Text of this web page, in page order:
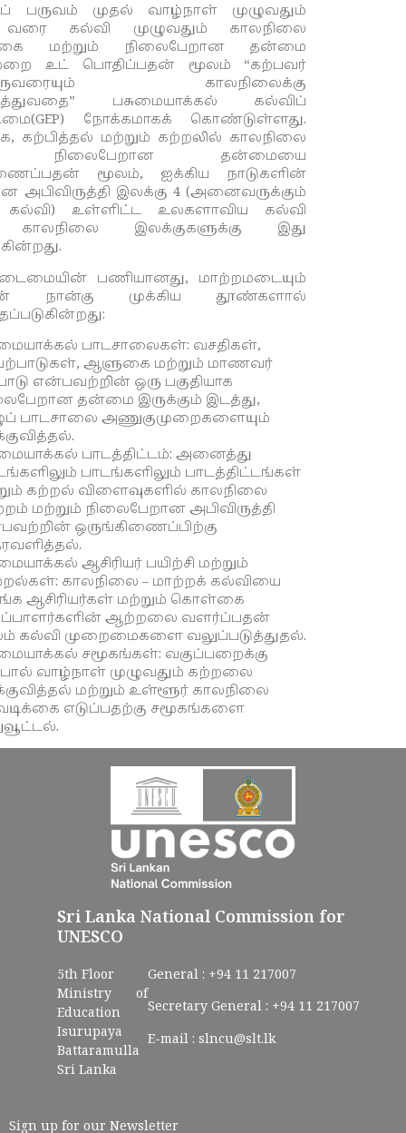
பருவம் முதல் வாழ்நாள் முழுவதும்
கல்வி முழுவதும் காலநிலை
மற்றும் நிலைபேறான தன்மை​
உட் பொதிப்பதன் மூலம் “கற்பவர்
காலநிலைக்கு
பசுமையாக்கல் கல்விப்
நோக்கமாகக் கொண்டுள்ளது.
கற்பித்தல் மற்றும் கற்றலில் காலநிலை
நிலைபேறான தன்மையை
மூலம், ஐக்கிய நாடுகளின்
அபிவிருத்தி இலக்கு 4 (அனைவருக்கும்
கல்வி) உள்ளிட்ட உலகளாவிய கல்வி
காலநிலை இலக்குகளுக்கு இது
பணியானது, மாற்றமடையும்
நான்கு முக்கிய தூண்களால்
பாடசாலைகள்: வசதிகள்,
ஆளுகை மற்றும் மாணவர்
என்பவற்றின் ஒரு பகுதியாக
தன்மை இருக்கும் இடத்து,
பாடசாலை அணுகுமுறைகளையும்
பாடத்திட்டம்: அனைத்து
பாடங்களிலும் பாடத்திட்டங்கள்
கற்றல் விளைவுகளில் காலநிலை
மற்றும் நிலைபேறான அபிவிருத்தி
ஒருங்கிணைப்பிற்கு
ஆசிரியர் பயிற்சி மற்றும்
காலநிலை – மாற்றக் கல்வியை
ஆசிரியர்கள் மற்றும் கொள்கை
ஆற்றலை வளர்ப்பதன்
கல்வி முறைமைகளை வலுப்படுத்துதல்.
சமூகங்கள்: வகுப்பறைக்கு
வாழ்நாள் முழுவதும் கற்றலை
மற்றும் உள்ளூர் காலநிலை
எடுப்பதற்கு சமூகங்களை
Sri Lanka National Commission for
UNESCO
5th Floor
Ministry of
Education
Isurupaya
Battaramulla
Sri Lanka
General : +94 11 217007
Secretary General : +94 11 217007
E-mail : slncu@slt.lk
Sign up for our Newsletter